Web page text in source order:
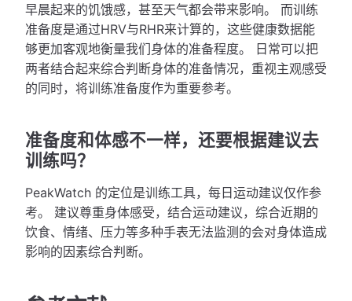
早晨起来的饥饿感，甚至天气都会带来影响。 而训练
准备度是通过HRV与RHR来计算的，这些健康数据能
够更加客观地衡量我们身体的准备程度。 日常可以把
两者结合起来综合判断身体的准备情况，重视主观感受
的同时，将训练准备度作为重要参考。
准备度和体感不一样，还要根据建议去
训练吗？
PeakWatch 的定位是训练工具，每日运动建议仅作参
考。 建议尊重身体感受，结合运动建议，综合近期的
饮食、情绪、压力等多种手表无法监测的会对身体造成
影响的因素综合判断。